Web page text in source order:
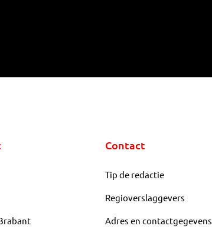
Contact
Tip de redactie
Regioverslaggevers
Adres en contactgegevens